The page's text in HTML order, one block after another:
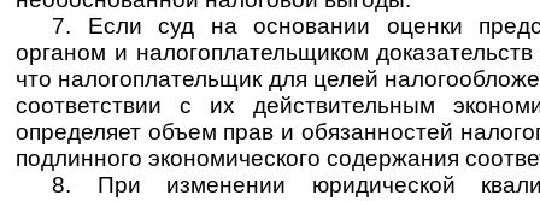
7. Если суд на основании оценки
органом и налогоплательщиком
что налогоплательщик для целей
соответствии с их действительным
определяет объем прав и обязанностей
подлинного экономического содержания
8. При изменении юридической